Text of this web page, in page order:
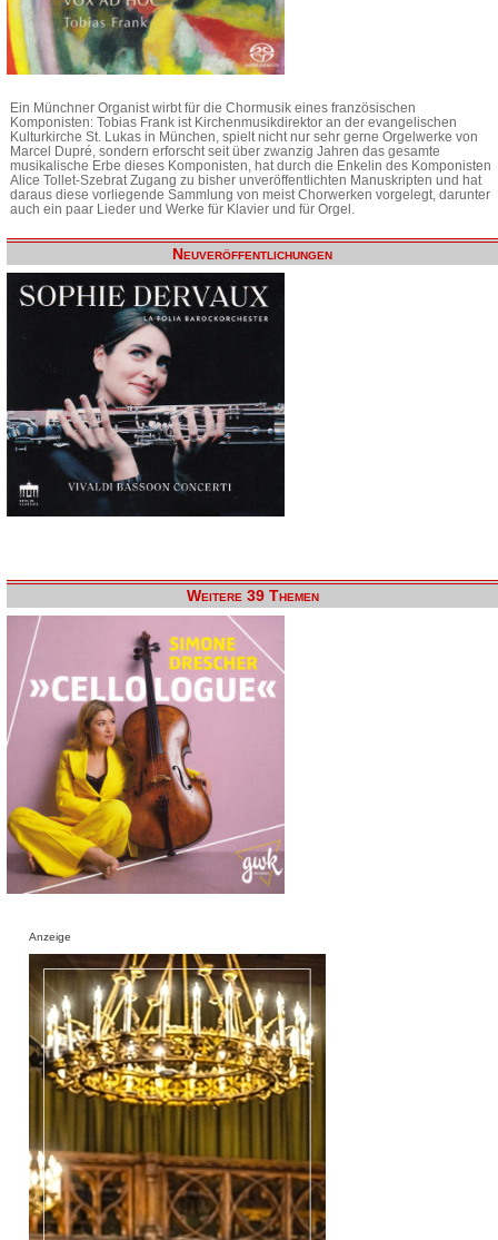
Ein Münchner Organist wirbt für die Chormusik eines französischen
Komponisten: Tobias Frank ist Kirchenmusikdirektor an der evangelischen
Kulturkirche St. Lukas in München, spielt nicht nur sehr gerne Orgelwerke von
Marcel Dupré, sondern erforscht seit über zwanzig Jahren das gesamte
musikalische Erbe dieses Komponisten, hat durch die Enkelin des Komponisten
Alice Tollet-Szebrat Zugang zu bisher unveröffentlichten Manuskripten und hat
daraus diese vorliegende Sammlung von meist Chorwerken vorgelegt, darunter
auch ein paar Lieder und Werke für Klavier und für Orgel.
Neuveröffentlichungen
Weitere 39 Themen
Anzeige